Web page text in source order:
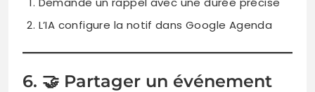
L’IA configure la notif dans Google Agenda
6. 🤝 Partager un événement